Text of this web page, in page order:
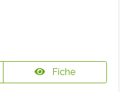
Fiche